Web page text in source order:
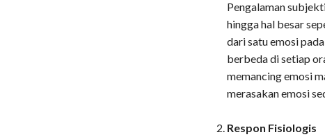
Pengalaman
hingga hal besar
dari satu emosi
berbeda di setiap
memancing emosi
merasakan emosi
Respon Fisiologis